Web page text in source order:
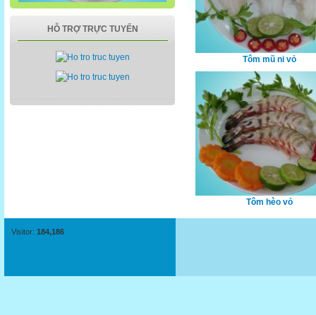
Bạch tuộc nguyên con
HỖ TRỢ TRỰC TUYẾN
Tôm mũ ni vỏ
Tôm hèo vỏ
Visitor: 184,186